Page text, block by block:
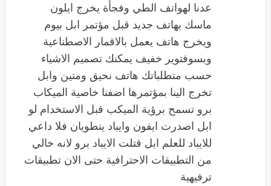
عدنا لهواتف الطي وفجأة يخرج ايلون
ماسك بهاتف جديد قبل مؤتمر ابل بيوم
ويخرج هاتف يعمل بالاقمار الاصطناعية
وبسوفتوير خفيف يمكنك تصميم الاشياء
حسب متطلباتك هاتف نحيق ومتين وابل
تخرج الينا بمؤتمرها اضفنا خاصية الميكاب
برو تسمح برؤية الميكب قبل الاستخدام لو
ابل اصدرت ايفون وايباد ينطويان فلا داعي
للايباد للعلم ابل قتلت الايباد برو لانه خالي
من التطبيقات الاحترافية حتى الان تطبيقات
ترفيهية